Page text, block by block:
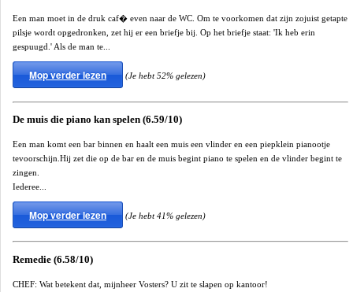
Een man moet in de druk caf� even naar de WC. Om te voorkomen dat zijn zojuist getapte
pilsje wordt opgedronken, zet hij er een briefje bij. Op het briefje staat: 'Ik heb erin
gespuugd.' Als de man te...
Mop verder lezen (Je hebt 52% gelezen)
De muis die piano kan spelen (6.59/10)
Een man komt een bar binnen en haalt een muis een vlinder en een piepklein pianootje
tevoorschijn.Hij zet die op de bar en de muis begint piano te spelen en de vlinder begint te
zingen.
Iederee...
Mop verder lezen (Je hebt 41% gelezen)
Remedie (6.58/10)
CHEF: Wat betekent dat, mijnheer Vosters? U zit te slapen op kantoor!